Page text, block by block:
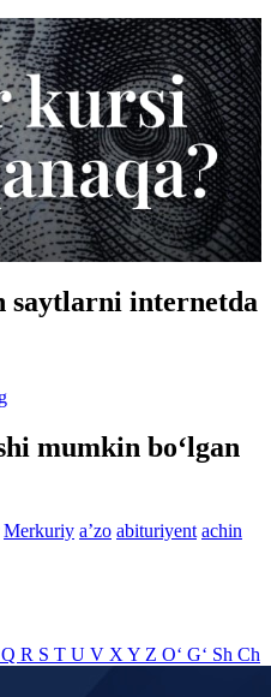
saytlarni internetda
mumkin bo‘lgan
Merkuriy aʼzo abituriyent achin
Q R S T U V X Y Z O‘ G‘ Sh Ch